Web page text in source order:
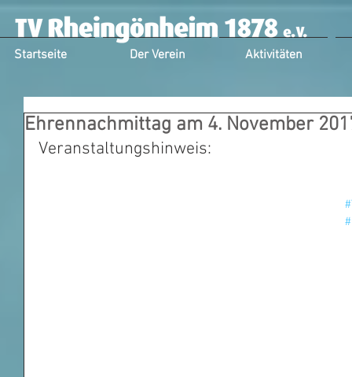
Startseite Der Verein Aktivitäten
Ehrennachmittag am 4. November
Veranstaltungshinweis: